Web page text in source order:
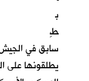
ب
طٍ
سابق في الجيش
يطلقونها على